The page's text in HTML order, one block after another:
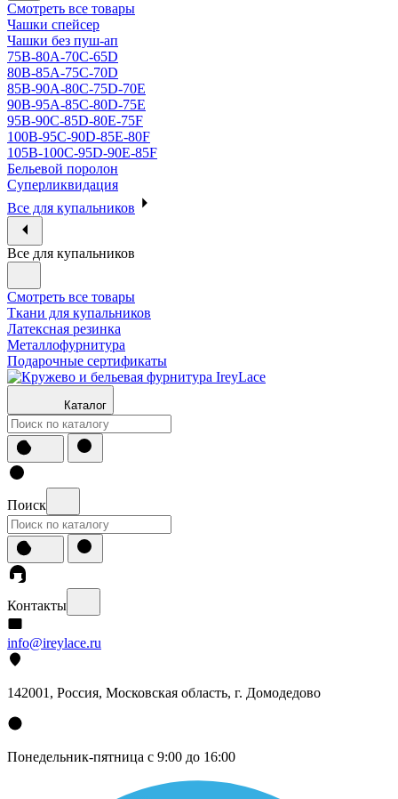
Смотреть все товары
Чашки спейсер
Чашки без пуш-ап
75В-80А-70С-65D
80В-85А-75С-70D
85В-90А-80С-75D-70E
90B-95A-85C-80D-75E
95B-90C-85D-80E-75F
100B-95C-90D-85E-80F
105B-100C-95D-90E-85F
Бельевой поролон
Суперликвидация
Все для купальников
Все для купальников
Смотреть все товары
Ткани для купальников
Латексная резинка
Металлофурнитура
Подарочные сертификаты
Каталог
Поиск
Контакты
info@ireylace.ru
142001 , Россия, Московская область, г. Домодедово
Понедельник-пятница с 9:00 до 16:00